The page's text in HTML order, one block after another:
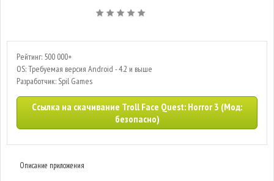
Рейтинг: 500 000+
OS: Требуемая версия Android - 4.2 и выше
Разработчик: Spil Games
Ссылка на скачивание Troll Face Quest: Horror 3 (Мод:
безопасно)
Описание приложения